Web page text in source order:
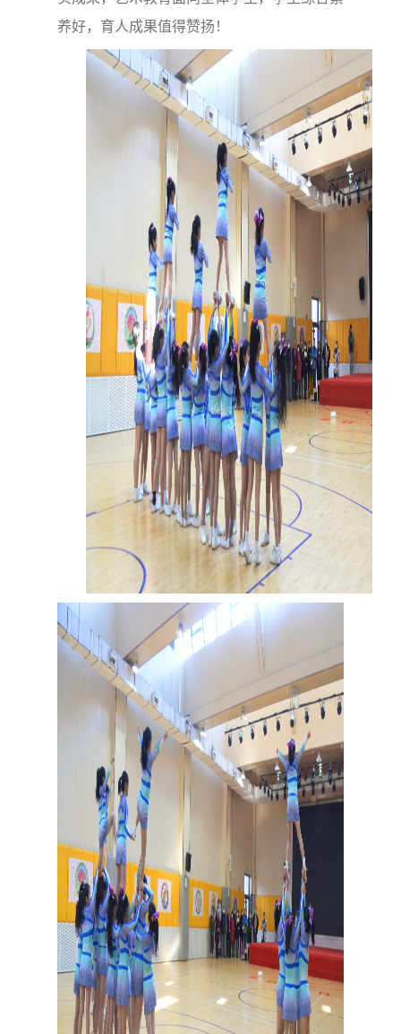
养好，育人成果值得赞扬！